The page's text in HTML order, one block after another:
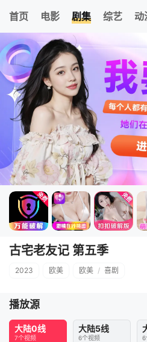
首页 电影 剧集 综艺 动
我的观影记录
古宅老友记 第五季
清空
古宅老友记 第五季
2023 欧美 欧美 / 喜剧
播放源
大陆0线
7个视频
大陆5线
6个视频 6